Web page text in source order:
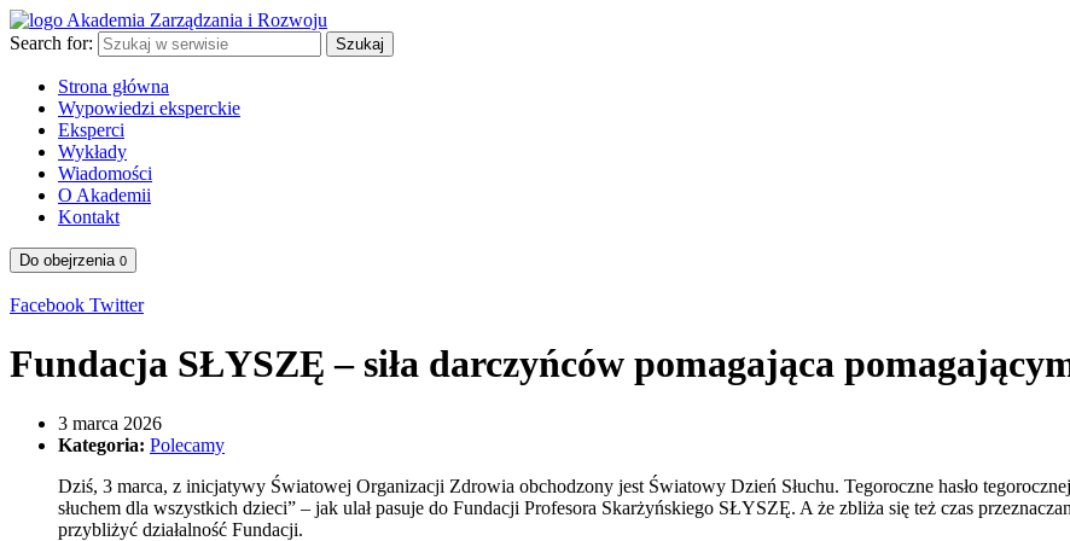
Search for: Szukaj
Strona główna
Wypowiedzi eksperckie
Eksperci
Wykłady
Wiadomości
O Akademii
Kontakt
Do obejrzenia 0
Facebook Twitter
Fundacja SŁYSZĘ – siła darczyńców pomagająca
3 marca 2026
Kategoria: Polecamy
Dziś, 3 marca, z inicjatywy Światowej Organizacji Zdrowia obchodzony jest Światowy Dzień Słuchu. Tegoroczne hasło
słuchem dla wszystkich dzieci” – jak ulał pasuje do Fundacji Profesora Skarżyńskiego SŁYSZĘ. A że zbliża się też czas
przybliżyć działalność Fundacji.